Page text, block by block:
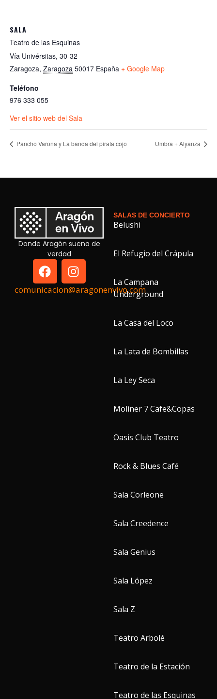
SALA
Teatro de las Esquinas
Vía Univérsitas, 30-32
Zaragoza, Zaragoza 50017 España + Google Map
Teléfono
976 333 055
Ver el sitio web del Sala
Pancho Varona y La banda del pirata cojo Umbra + Alyanza
Donde Aragón suena de
verdad
comunicacion@aragonenvivo.com
SALAS DE CONCIERTO
Belushi
El Refugio del Crápula
La Campana
Underground
La Casa del Loco
La Lata de Bombillas
La Ley Seca
Moliner 7 Cafe&Copas
Oasis Club Teatro
Rock & Blues Café
Sala Corleone
Sala Creedence
Sala Genius
Sala López
Sala Z
Teatro Arbolé
Teatro de la Estación
Teatro de las Esquinas